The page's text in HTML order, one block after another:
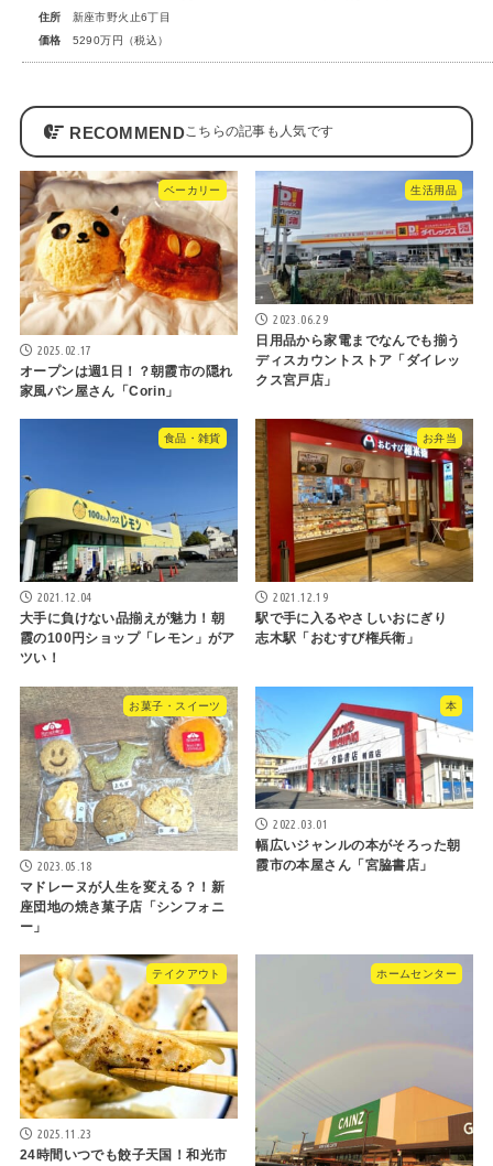
住所
新座市野火止6丁目
価格
5290万円（税込）
RECOMMEND
ベーカリー
2025.02.17
オープンは週1日！？朝霞市の隠れ
家風パン屋さん「Corin」
生活用品
2023.06.29
日用品から家電までなんでも揃う
ディスカウントストア「ダイレッ
クス宮戸店」
食品・雑貨
2021.12.04
大手に負けない品揃えが魅力！朝
霞の100円ショップ「レモン」がア
ツい！
お弁当
2021.12.19
駅で手に入るやさしいおにぎり
志木駅「おむすび権兵衛」
お菓子・スイーツ
2023.05.18
マドレーヌが人生を変える？！新
座団地の焼き菓子店「シンフォニ
ー」
本
2022.03.01
幅広いジャンルの本がそろった朝
霞市の本屋さん「宮脇書店」
テイクアウト
2025.11.23
24時間いつでも餃子天国！和光市
ホームセンター